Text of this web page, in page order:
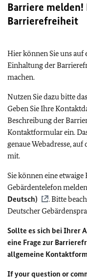
Barriere melden!
Barrierefreiheit
Hier können Sie uns auf
Einhaltung der
machen.
Nutzen Sie dazu bitte das
Geben Sie Ihre
Beschreibung der
Kontaktformular ein.
genaue Webadresse,
mit.
Sie können eine
Gebärdentelefon
Deutsch)
. Bitte
Deutscher
Sollte es sich bei Ihrer
eine Frage zur
allgemeine
If your question or